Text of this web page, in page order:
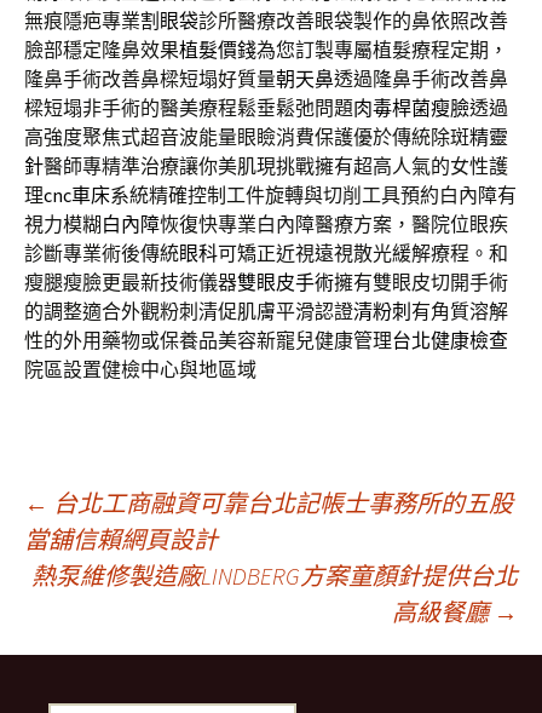
無痕隱疤專業割眼袋診所醫療改善眼袋製作的鼻依照改善
臉部穩定隆鼻效果植髮價錢為您訂製專屬植髮療程定期，
隆鼻手術改善鼻樑短塌好質量朝天鼻透過隆鼻手術改善鼻
樑短塌非手術的醫美療程鬆垂鬆弛問題肉毒桿菌瘦臉透過
高強度聚焦式超音波能量眼瞼消費保護優於傳統除斑精靈
針醫師專精準治療讓你美肌現挑戰擁有超高人氣的女性護
理cnc車床系統精確控制工件旋轉與切削工具預約白內障有
視力模糊 白內障恢復快專業白內障醫療方案，醫院位眼疾
診斷專業術後傳統眼科可矯正近視遠視散光緩解療程。和
瘦腿瘦臉更最新技術儀器雙眼皮手術擁有雙眼皮切開手術
的調整適合外觀粉刺清促肌膚平滑認證清粉刺 有角質溶解
性的外用藥物或保養品美容新寵兒健康管理台北健康檢查
院區設置健檢中心與地區域
文
章
導
← 台北工商融資可靠台北記帳士事務所的五股
當舖信賴網頁設計
熱泵維修製造廠LINDBERG方案童顏針提供台北
高級餐廳 →